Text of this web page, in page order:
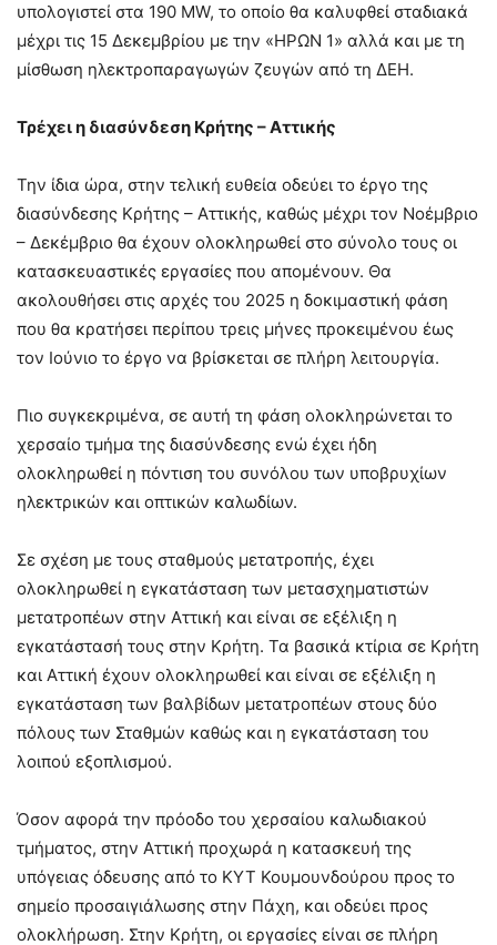
υπολογιστεί στα 190 MW, το οποίο θα καλυφθεί σταδιακά
μέχρι τις 15 Δεκεμβρίου με την «ΗΡΩΝ 1» αλλά και με τη
μίσθωση ηλεκτροπαραγωγών ζευγών από τη ΔΕΗ.
Τρέχει η διασύνδεση Κρήτης – Αττικής
Την ίδια ώρα, στην τελική ευθεία οδεύει το έργο της
διασύνδεσης Κρήτης – Αττικής, καθώς μέχρι τον Νοέμβριο
– Δεκέμβριο θα έχουν ολοκληρωθεί στο σύνολο τους οι
κατασκευαστικές εργασίες που απομένουν. Θα
ακολουθήσει στις αρχές του 2025 η δοκιμαστική φάση
που θα κρατήσει περίπου τρεις μήνες προκειμένου έως
τον Ιούνιο το έργο να βρίσκεται σε πλήρη λειτουργία.
Πιο συγκεκριμένα, σε αυτή τη φάση ολοκληρώνεται το
χερσαίο τμήμα της διασύνδεσης ενώ έχει ήδη
ολοκληρωθεί η πόντιση του συνόλου των υποβρυχίων
ηλεκτρικών και οπτικών καλωδίων.
Σε σχέση με τους σταθμούς μετατροπής, έχει
ολοκληρωθεί η εγκατάσταση των μετασχηματιστών
μετατροπέων στην Αττική και είναι σε εξέλιξη η
εγκατάστασή τους στην Κρήτη. Τα βασικά κτίρια σε Κρήτη
και Αττική έχουν ολοκληρωθεί και είναι σε εξέλιξη η
εγκατάσταση των βαλβίδων μετατροπέων στους δύο
πόλους των Σταθμών καθώς και η εγκατάσταση του
λοιπού εξοπλισμού.
Όσον αφορά την πρόοδο του χερσαίου καλωδιακού
τμήματος, στην Αττική προχωρά η κατασκευή της
υπόγειας όδευσης από το ΚΥΤ Κουμουνδούρου προς το
σημείο προσαιγιάλωσης στην Πάχη, και οδεύει προς
ολοκλήρωση. Στην Κρήτη, οι εργασίες είναι σε πλήρη